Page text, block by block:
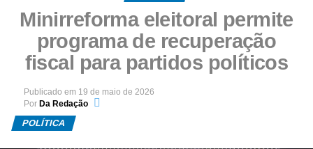
Minirreforma eleitoral permite
programa de recuperação
fiscal para partidos políticos
Publicado em 19 de maio de 2026
Por Da Redação
POLÍTICA